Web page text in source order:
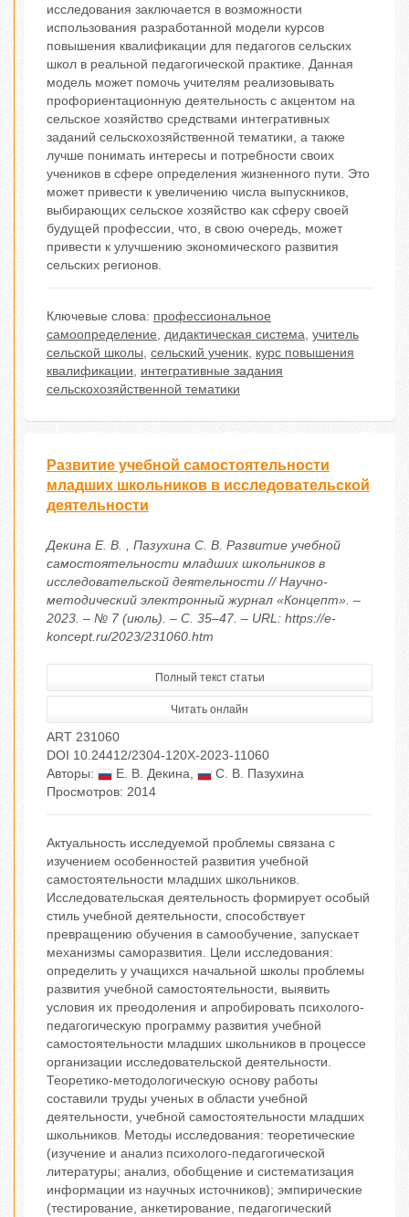
исследования заключается в возможности
использования разработанной модели курсов
повышения квалификации для педагогов сельских
школ в реальной педагогической практике. Данная
модель может помочь учителям реализовывать
профориентационную деятельность с акцентом на
сельское хозяйство средствами интегративных
заданий сельскохозяйственной тематики, а также
лучше понимать интересы и потребности своих
учеников в сфере определения жизненного пути. Это
может привести к увеличению числа выпускников,
выбирающих сельское хозяйство как сферу своей
будущей профессии, что, в свою очередь, может
привести к улучшению экономического развития
сельских регионов.
Ключевые слова: профессиональное
самоопределение, дидактическая система, учитель
сельской школы, сельский ученик, курс повышения
квалификации, интегративные задания
сельскохозяйственной тематики
Развитие учебной самостоятельности
младших школьников в исследовательской
деятельности
Декина Е. В. , Пазухина С. В. Развитие учебной
самостоятельности младших школьников в
исследовательской деятельности // Научно-
методический электронный журнал «Концепт». –
2023. – № 7 (июль). – С. 35–47. – URL: https://e-
koncept.ru/2023/231060.htm
Полный текст статьи
Читать онлайн
ART 231060
DOI 10.24412/2304-120X-2023-11060
Авторы:
Е. В. Декина,
С. В. Пазухина
Просмотров: 2014
Актуальность исследуемой проблемы связана с
изучением особенностей развития учебной
самостоятельности младших школьников.
Исследовательская деятельность формирует особый
стиль учебной деятельности, способствует
превращению обучения в самообучение, запускает
механизмы саморазвития. Цели исследования:
определить у учащихся начальной школы проблемы
развития учебной самостоятельности, выявить
условия их преодоления и апробировать психолого-
педагогическую программу развития учебной
самостоятельности младших школьников в процессе
организации исследовательской деятельности.
Теоретико-методологическую основу работы
составили труды ученых в области учебной
деятельности, учебной самостоятельности младших
школьников. Методы исследования: теоретические
(изучение и анализ психолого-педагогической
литературы; анализ, обобщение и систематизация
информации из научных источников); эмпирические
(тестирование, анкетирование, педагогический